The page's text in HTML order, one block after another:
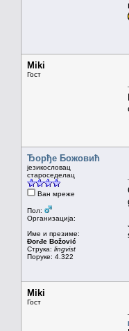
Miki
Гост
Ђорђе Божовић
језикословац
староседелац
Ван мреже
Пол:
Организација:
Име и презиме:
Đorđe Božović
Струка: lingvist
Поруке: 4.322
Miki
Гост